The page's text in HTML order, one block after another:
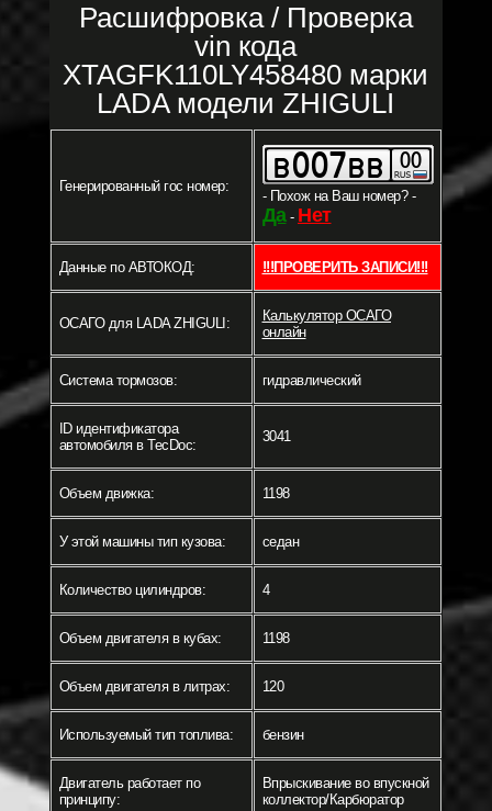
Расшифровка / Проверка
vin кода
XTAGFK110LY458480 марки
LADA модели ZHIGULI
Генерированный гос номер:
- Похож на Ваш номер? -
Да- Нет
Данные по АВТОКОД: !!!ПРОВЕРИТЬ ЗАПИСИ!!!
ОСАГО для LADA ZHIGULI:
Калькулятор ОСАГО
онлайн
Система тормозов: гидравлический
ID идентификатора
автомобиля в TecDoc:
3041
Объем движка: 1198
У этой машины тип кузова: седан
Количество цилиндров: 4
Объем двигателя в кубах: 1198
Объем двигателя в литрах: 120
Используемый тип топлива: бензин
Двигатель работает по
принципу:
Впрыскивание во впускной
коллектор/Карбюратор